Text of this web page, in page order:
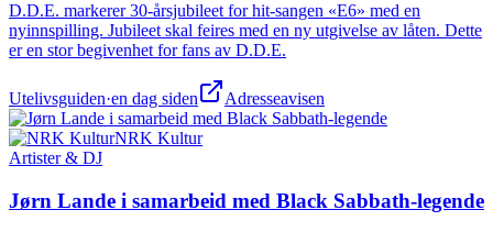
D.D.E. markerer 30-årsjubileet for hit-sangen «E6» med en
nyinnspilling. Jubileet skal feires med en ny utgivelse av låten. Dette
er en stor begivenhet for fans av D.D.E.
Utelivsguiden·en dag siden Adresseavisen
NRK Kultur
Artister & DJ
Jørn Lande i samarbeid med Black Sabbath-legende